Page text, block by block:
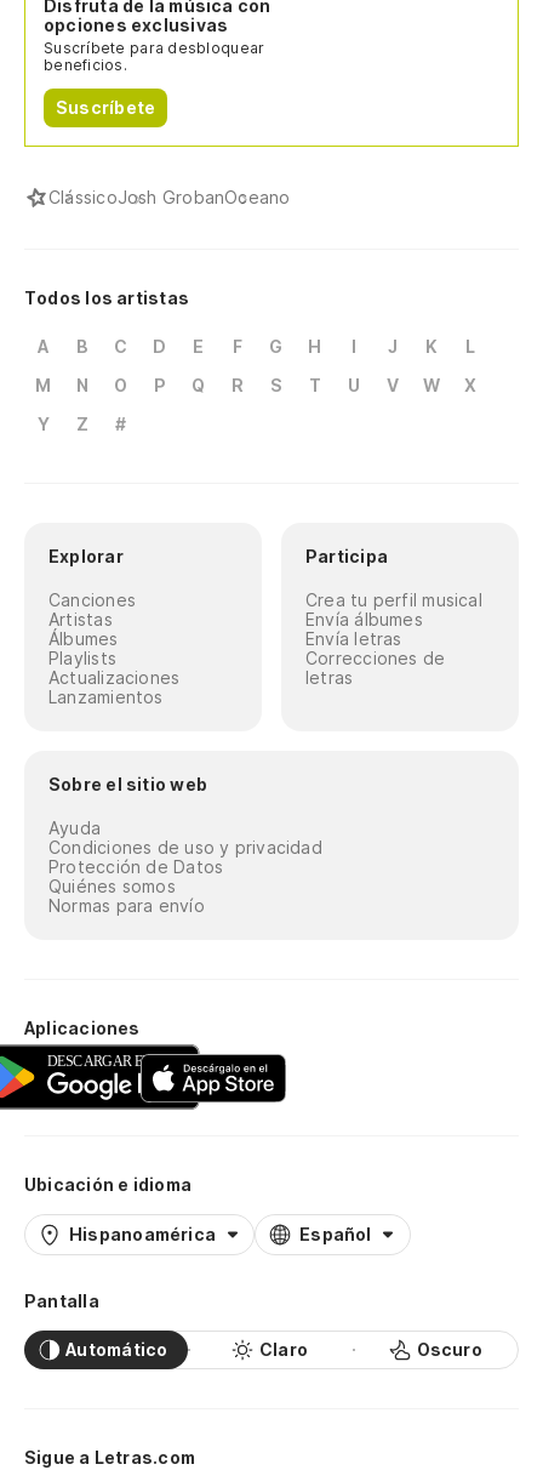
Disfruta de la música con
opciones exclusivas
Suscríbete para desbloquear
beneficios.
Suscríbete
ClássicoJosh GrobanOceano
Todos los artistas
A B C D E F G H I J K
L
M
N O P Q R S T U V W
X
Y
Z #
Explorar
Canciones
Artistas
Álbumes
Playlists
Actualizaciones
Lanzamientos
Participa
Crea tu perfil musical
Envía álbumes
Envía letras
Correcciones de
letras
Sobre el sitio web
Ayuda
Condiciones de uso y privacidad
Protección de Datos
Quiénes somos
Normas para envío
Aplicaciones
Ubicación e idioma
Hispanoamérica Español
Pantalla
Automático Claro Oscuro
Sigue a Letras.com